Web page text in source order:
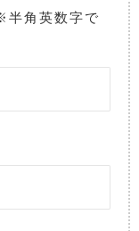
角英数字で